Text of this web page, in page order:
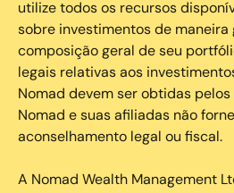
utilize todos os recursos
sobre investimentos de maneira
composição geral de seu
legais relativas aos
Nomad devem ser obtidas
Nomad e suas afiliadas não
aconselhamento legal ou fiscal.
A Nomad Wealth Management